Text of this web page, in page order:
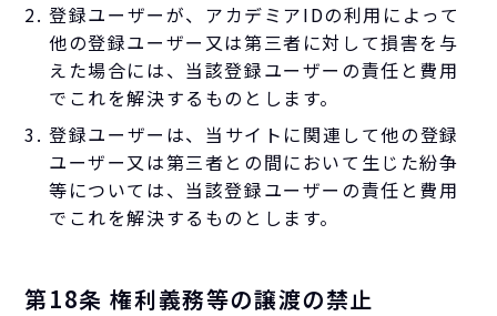
登録ユーザーが、アカデミアIDの利用によって
他の登録ユーザー又は第三者に対して損害を与
えた場合には、当該登録ユーザーの責任と費用
でこれを解決するものとします。
登録ユーザーは、当サイトに関連して他の登録
ユーザー又は第三者との間において生じた紛争
等については、当該登録ユーザーの責任と費用
でこれを解決するものとします。
第18条 権利義務等の譲渡の禁止